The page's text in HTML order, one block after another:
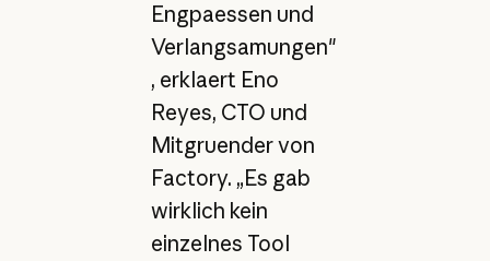
Engpaessen und
Verlangsamungen"
, erklaert Eno
Reyes, CTO und
Mitgruender von
Factory. „Es gab
wirklich kein
einzelnes Tool